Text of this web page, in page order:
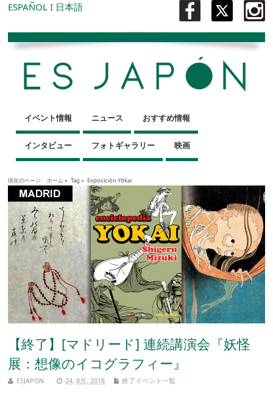
ESPAÑOL I 日本語
イベント情報 ニュース おすすめ情報
インタビュー フォトギャラリー 映画
現在のページ : ホーム » Tag » Exposición Yōkai
【終了】[マドリード] 連続講演会『妖怪
展：想像のイコグラフィー』
ESJAPON 24, 8月, 2018 終了イベント一覧